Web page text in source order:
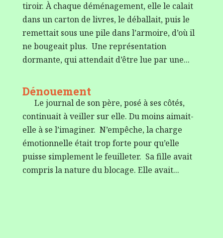
tiroir. À chaque déménagement, elle le calait
dans un carton de livres, le déballait, puis le
remettait sous une pile dans l’armoire, d’où il
ne bougeait plus. Une représentation
dormante, qui attendait d’être lue par une...
Dénouement
Le journal de son père, posé à ses côtés,
continuait à veiller sur elle. Du moins aimait-
elle à se l’imaginer. N’empêche, la charge
émotionnelle était trop forte pour qu’elle
puisse simplement le feuilleter. Sa fille avait
compris la nature du blocage. Elle avait...